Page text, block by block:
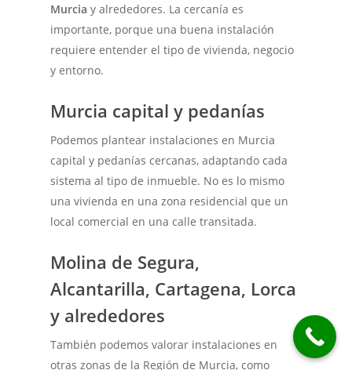
Murcia y alrededores. La cercanía es
importante, porque una buena instalación
requiere entender el tipo de vivienda, negocio
y entorno.
Murcia capital y pedanías
Podemos plantear instalaciones en Murcia
capital y pedanías cercanas, adaptando cada
sistema al tipo de inmueble. No es lo mismo
una vivienda en una zona residencial que un
local comercial en una calle transitada.
Molina de Segura,
Alcantarilla, Cartagena, Lorca
y alrededores
También podemos valorar instalaciones en
otras zonas de la Región de Murcia, como